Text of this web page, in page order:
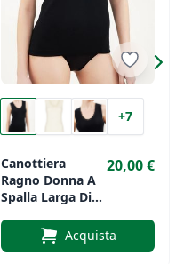
+7
Canottiera
Ragno Donna A
Spalla Larga Di
Pizzo Art.3092
20,00 €
Acquista